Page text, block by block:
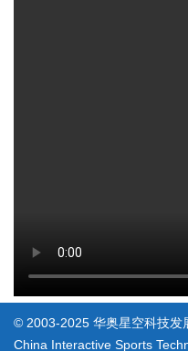
© 2003-2025 华奥星空科技发
China Interactive Sports